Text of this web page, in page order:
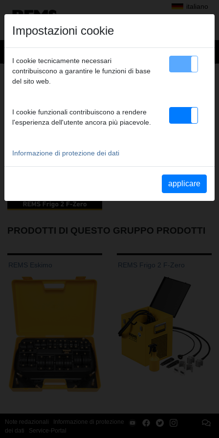
italiano
CONGELARE
YouTube REMS Frigo 2 F-
PRODOTTI DI QUESTO GRUPPO PRODOTTI
REMS Eskimo REMS Frigo 2 F-Zero
Note redazionali
Informazione di protezione
dei dati
Service-Portal
Impostazioni cookie
I cookie tecnicamente necessari
contribuiscono a garantire le funzioni di base
del sito web.
I cookie funzionali contribuiscono a rendere
l'esperienza dell'utente ancora più piacevole.
Informazione di protezione dei dati
applicare